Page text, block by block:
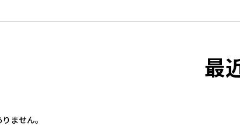
最
ません。